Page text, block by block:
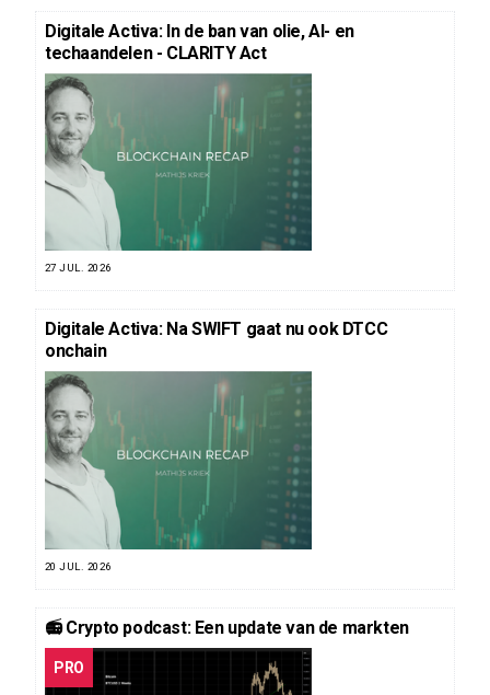
Digitale Activa: In de ban van olie, AI- en
techaandelen - CLARITY Act
27 JUL. 2026
Digitale Activa: Na SWIFT gaat nu ook DTCC
onchain
20 JUL. 2026
📻 Crypto podcast: Een update van de markten
PRO